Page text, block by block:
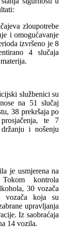
zloupotrebe
i omogućavanje
izvršeno je 8
o 4slučaja
službenici su
na 51
slučaj
38prekršaja po
, te 7
i nošenju
je usmjerena na
kontrola
30 vozača
vozača koja su
upravljanja
Iz saobraćaja
14vozila.